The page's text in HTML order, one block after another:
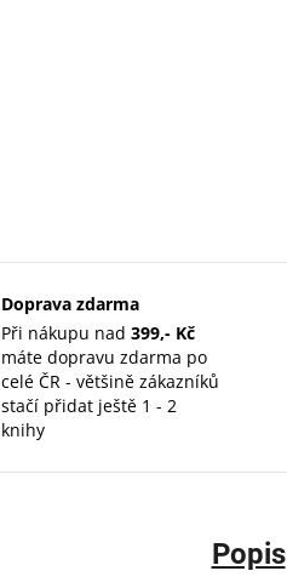
Doprava zdarma
Při nákupu nad 399,- Kč
máte dopravu zdarma po
celé ČR - většině zákazníků
stačí přidat ještě 1 - 2
knihy
Popis